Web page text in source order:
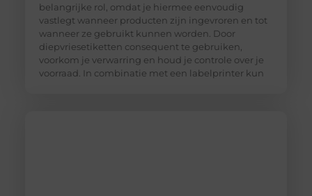
belangrijke rol, omdat je hiermee eenvoudig
vastlegt wanneer producten zijn ingevroren en tot
wanneer ze gebruikt kunnen worden. Door
diepvriesetiketten consequent te gebruiken,
voorkom je verwarring en houd je controle over je
voorraad. In combinatie met een labelprinter kun